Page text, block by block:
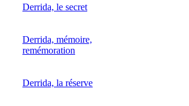
Derrida, le secret
Derrida, mémoire,
remémoration
Derrida, la réserve